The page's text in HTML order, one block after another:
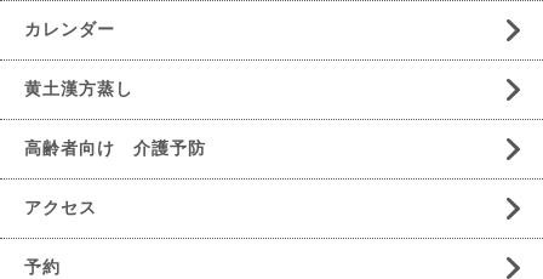
カレンダー
黄土漢方蒸し
高齢者向け 介護予防
アクセス
予約